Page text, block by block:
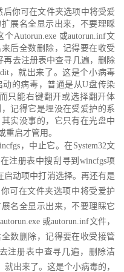
后你可在文件夹选项中将受爱
展名全显示出来，不要理睬
Autorun.exe 或autorun.inf文
后全数删除，记得要在收受
去注册表中查寻几遍，删除
，就出来了。这是个小病毒
的病毒，普通是从U盘传染
只能右键翻开或选择翻开体
记得它是埋没在受爱护的系
实没事的，它只有在光盘中
重启才管用。
，中止它。在System32文
注册表中搜刮寻到wincfgs项
启动项中打消选择。再还有是
你可在文件夹选项中将受爱护
名全显示出来，不要理睬它
或autorun.inf文件，
数删除，记得要在收受接管
注册表中查寻几遍，删除洁
出来了。这是个小病毒的，